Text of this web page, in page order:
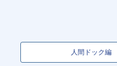
人間ドック編